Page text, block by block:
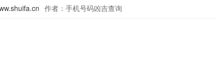
作者：手机号码凶吉查询